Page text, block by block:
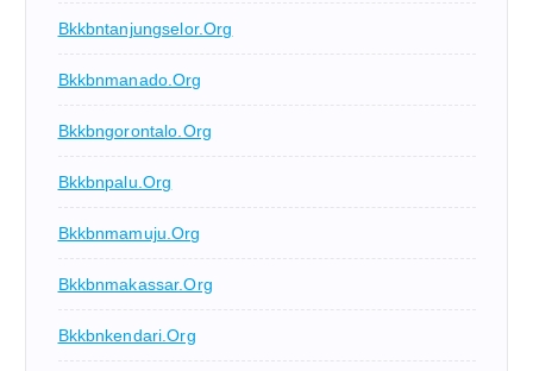
Bkkbntanjungselor.org
Bkkbnmanado.org
Bkkbngorontalo.org
Bkkbnpalu.org
Bkkbnmamuju.org
Bkkbnmakassar.org
Bkkbnkendari.org